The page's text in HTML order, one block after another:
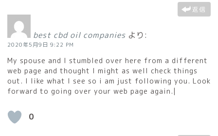
返信
best cbd oil companies より:
2020年5月9日 9:22 PM
My spouse and I stumbled over here from a different
web page and thought I might as well check things
out. I like what I see so i am just following you. Look
forward to going over your web page again.|
0